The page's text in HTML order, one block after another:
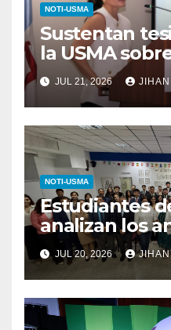
NOTI-USMA
Sustentan
la USMA
personalidad
autolesión
JUL 21, 2026
NOTI-USMA
Estudiantes
analizan los
del Derecho
diputada
JUL 20, 2026